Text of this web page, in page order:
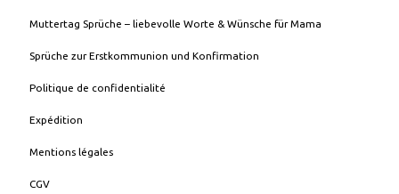
Muttertag Sprüche – liebevolle Worte & Wünsche für Mama
Sprüche zur Erstkommunion und Konfirmation
Politique de confidentialité
Expédition
Mentions légales
CGV